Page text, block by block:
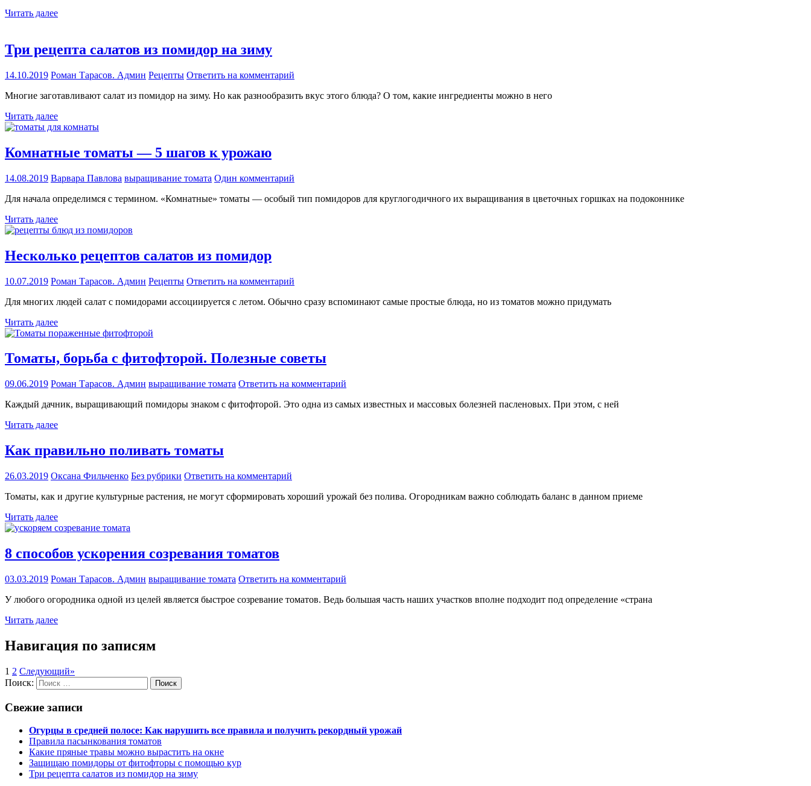
Читать далее
Три рецепта салатов из помидор на зиму
14.10.2019 Роман Тарасов. Админ Рецепты Ответить на комментарий
Многие заготавливают салат из помидор на зиму. Но как разнообразить вкус этого блюда? О том, какие ингредиенты можно в него
Читать далее
Комнатные томаты — 5 шагов к урожаю
14.08.2019 Варвара Павлова выращивание томата Один комментарий
Для начала определимся с термином. «Комнатные» томаты — особый тип помидоров для круглогодичного их выращивания в цветочных горшках на подоконнике
Читать далее
Несколько рецептов салатов из помидор
10.07.2019 Роман Тарасов. Админ Рецепты Ответить на комментарий
Для многих людей салат с помидорами ассоциируется с летом. Обычно сразу вспоминают самые простые блюда, но из томатов можно придумать
Читать далее
Томаты, борьба с фитофторой. Полезные советы
09.06.2019 Роман Тарасов. Админ выращивание томата Ответить на комментарий
Каждый дачник, выращивающий помидоры знаком с фитофторой. Это одна из самых известных и массовых болезней пасленовых. При этом, с ней
Читать далее
Как правильно поливать томаты
26.03.2019 Оксана Фильченко Без рубрики Ответить на комментарий
Томаты, как и другие культурные растения, не могут сформировать хороший урожай без полива. Огородникам важно соблюдать баланс в данном приеме
Читать далее
8 способов ускорения созревания томатов
03.03.2019 Роман Тарасов. Админ выращивание томата Ответить на комментарий
У любого огородника одной из целей является быстрое созревание томатов. Ведь большая часть наших участков вполне подходит под определение «страна
Читать далее
Навигация по записям
1 2 Следующий»
Поиск:
Поиск
Свежие записи
Огурцы в средней полосе: Как нарушить все правила и получить рекордный урожай
Правила пасынкования томатов
Какие пряные травы можно вырастить на окне
Защищаю помидоры от фитофторы с помощью кур
Три рецепта салатов из помидор на зиму